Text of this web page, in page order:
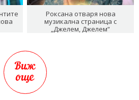
Роксана отваря нова
музикална страница с
„Джелем, Джелем“
Виж
още